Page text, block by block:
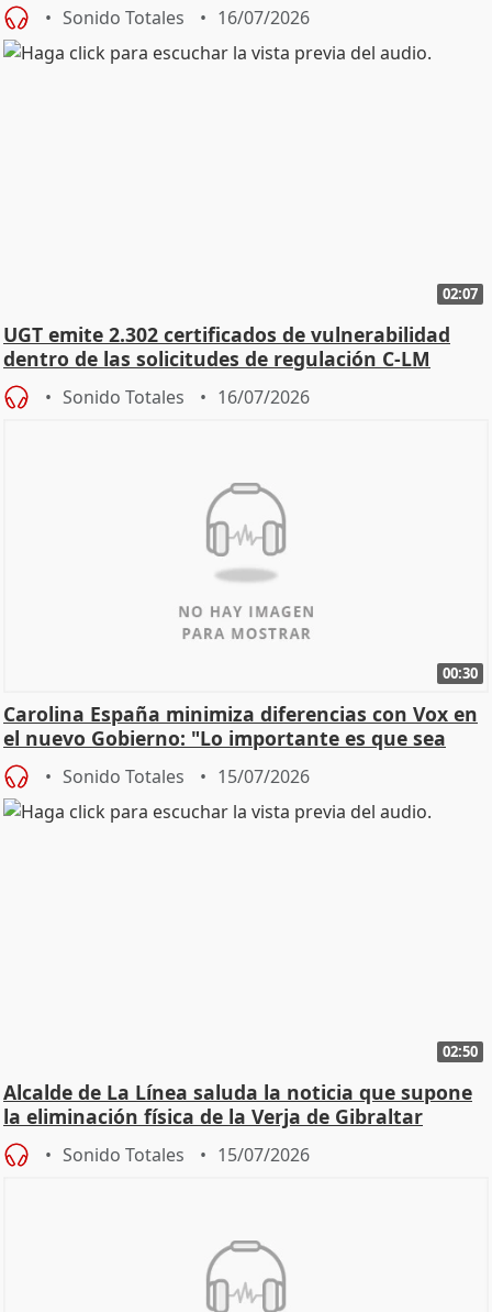
Sonido Totales 16/07/2026
02:07
UGT emite 2.302 certificados de vulnerabilidad
dentro de las solicitudes de regulación C-LM
Sonido Totales 16/07/2026
00:30
Carolina España minimiza diferencias con Vox en
el nuevo Gobierno: "Lo importante es que sea
una leg
Sonido Totales 15/07/2026
02:50
Alcalde de La Línea saluda la noticia que supone
la eliminación física de la Verja de Gibraltar
Sonido Totales 15/07/2026